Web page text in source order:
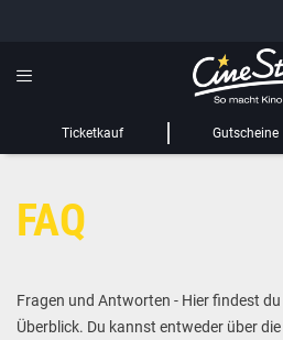
Ticketkauf Gutscheine
LIEBER
Sie werden nun auf eine Website
GUTSCHEIN
Gutschein
Gültig bis:
FAQ
Fragen und Antworten - Hier findest
Überblick. Du kannst entweder über